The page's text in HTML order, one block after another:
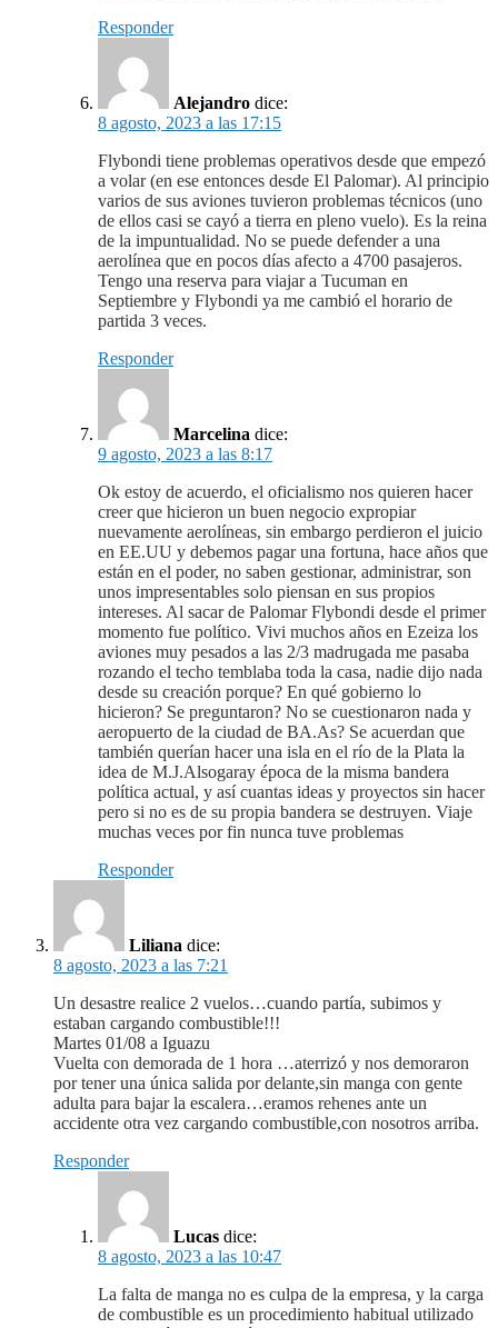
Responder
Alejandro dice:
8 agosto, 2023 a las 17:15
Flybondi tiene problemas operativos desde que empezó
a volar (en ese entonces desde El Palomar). Al principio
varios de sus aviones tuvieron problemas técnicos (uno
de ellos casi se cayó a tierra en pleno vuelo). Es la reina
de la impuntualidad. No se puede defender a una
aerolínea que en pocos días afecto a 4700 pasajeros.
Tengo una reserva para viajar a Tucuman en
Septiembre y Flybondi ya me cambió el horario de
partida 3 veces.
Responder
Marcelina dice:
9 agosto, 2023 a las 8:17
Ok estoy de acuerdo, el oficialismo nos quieren hacer
creer que hicieron un buen negocio expropiar
nuevamente aerolíneas, sin embargo perdieron el juicio
en EE.UU y debemos pagar una fortuna, hace años que
están en el poder, no saben gestionar, administrar, son
unos impresentables solo piensan en sus propios
intereses. Al sacar de Palomar Flybondi desde el primer
momento fue político. Vivi muchos años en Ezeiza los
aviones muy pesados a las 2/3 madrugada me pasaba
rozando el techo temblaba toda la casa, nadie dijo nada
desde su creación porque? En qué gobierno lo
hicieron? Se preguntaron? No se cuestionaron nada y
aeropuerto de la ciudad de BA.As? Se acuerdan que
también querían hacer una isla en el río de la Plata la
idea de M.J.Alsogaray época de la misma bandera
política actual, y así cuantas ideas y proyectos sin hacer
pero si no es de su propia bandera se destruyen. Viaje
muchas veces por fin nunca tuve problemas
Responder
Liliana dice:
8 agosto, 2023 a las 7:21
Un desastre realice 2 vuelos…cuando partía, subimos y
estaban cargando combustible!!!
Martes 01/08 a Iguazu
Vuelta con demorada de 1 hora …aterrizó y nos demoraron
por tener una única salida por delante,sin manga con gente
adulta para bajar la escalera…eramos rehenes ante un
accidente otra vez cargando combustible,con nosotros arriba.
Responder
Lucas dice:
8 agosto, 2023 a las 10:47
La falta de manga no es culpa de la empresa, y la carga
de combustible es un procedimiento habitual utilizado